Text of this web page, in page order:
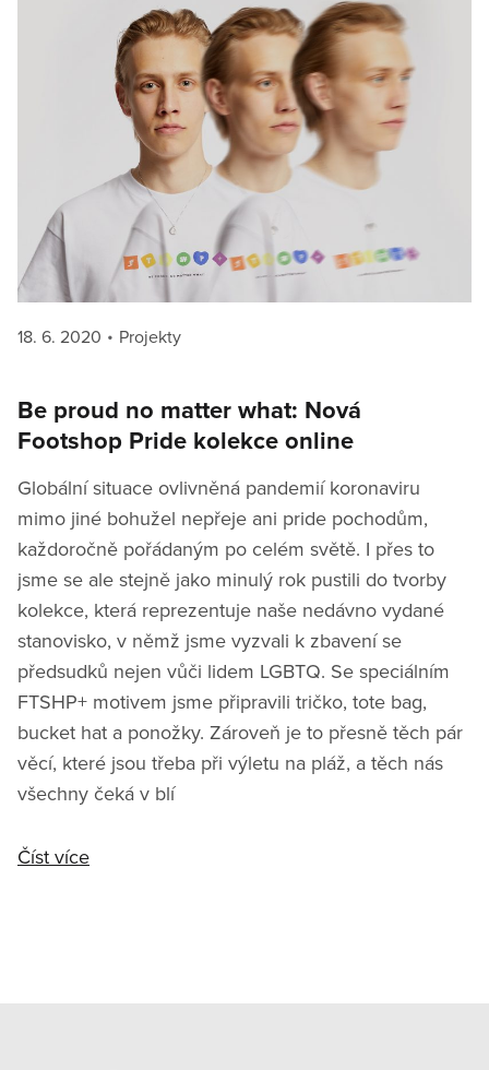
Posted
18. 6. 2020 Categories
Projekty
Be proud no matter what: Nová
Footshop Pride kolekce online
Globální situace ovlivněná pandemií koronaviru
mimo jiné bohužel nepřeje ani pride pochodům,
každoročně pořádaným po celém světě. I přes to
jsme se ale stejně jako minulý rok pustili do tvorby
kolekce, která reprezentuje naše nedávno vydané
stanovisko, v němž jsme vyzvali k zbavení se
předsudků nejen vůči lidem LGBTQ. Se speciálním
FTSHP+ motivem jsme připravili tričko, tote bag,
bucket hat a ponožky. Zároveň je to přesně těch pár
věcí, které jsou třeba při výletu na pláž, a těch nás
všechny čeká v blí
Číst více